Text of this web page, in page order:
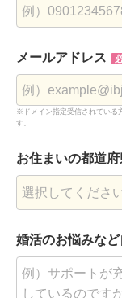
メールアドレス
※ドメイン指定受信されている
す。
お住まいの都道府
婚活のお悩みなど